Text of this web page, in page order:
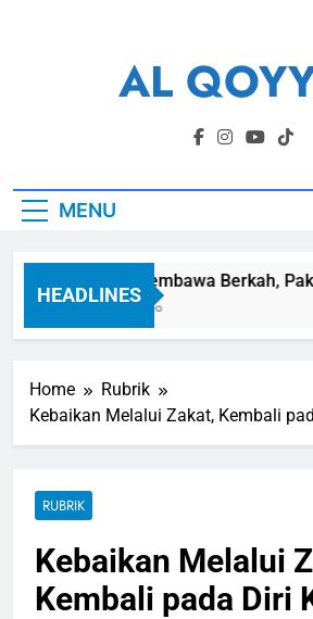
AL
Yayasan Al Qoyyim
MENU
HEADLINES
Panen Membawa Berkah, Pak
1 Minggu Ago
Home
Rubrik
Kebaikan Melalui Zakat, Kembali
RUBRIK
Kebaikan Melalui
Kembali pada Diri